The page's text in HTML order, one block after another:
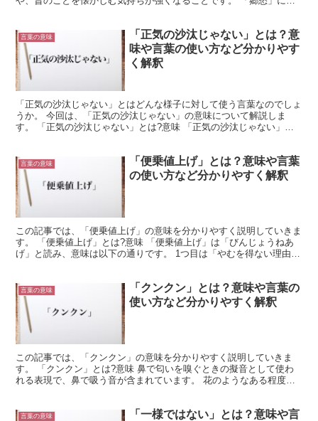
言葉の意味
「正気の沙汰じゃない」とは？意
味や言葉の使い方など分かりやす
く解釈
「正気の沙汰じゃない」とはどんな様子に対して使う言葉なのでしょ
うか。 今回は、「正気の沙汰じゃない」の意味について解説しま
す。 「正気の沙汰じゃない」とは?意味 「正気の沙汰じゃない」と
言葉の意味
「便乗値上げ」とは？意味や言葉
の使い方など分かりやすく解釈
この記事では、「便乗値上げ」の意味を分かりやすく説明していきま
す。 「便乗値上げ」とは?意味 「便乗値上げ」は「びんじょうねあ
げ」と読み、意味は以下の通りです。 1つ目は「やむを得ない理由に
言葉の意味
「クンクン」とは？意味や言葉の
使い方など分かりやすく解釈
この記事では、「クンクン」の意味を分かりやすく説明していきま
す。 「クンクン」とは?意味 鼻で匂いを嗅ぐときの擬音として使わ
れる表現で、鼻で吸う音が含まれています。 花のようなある程度近
言葉の意味
「一様ではない」とは？意味や言